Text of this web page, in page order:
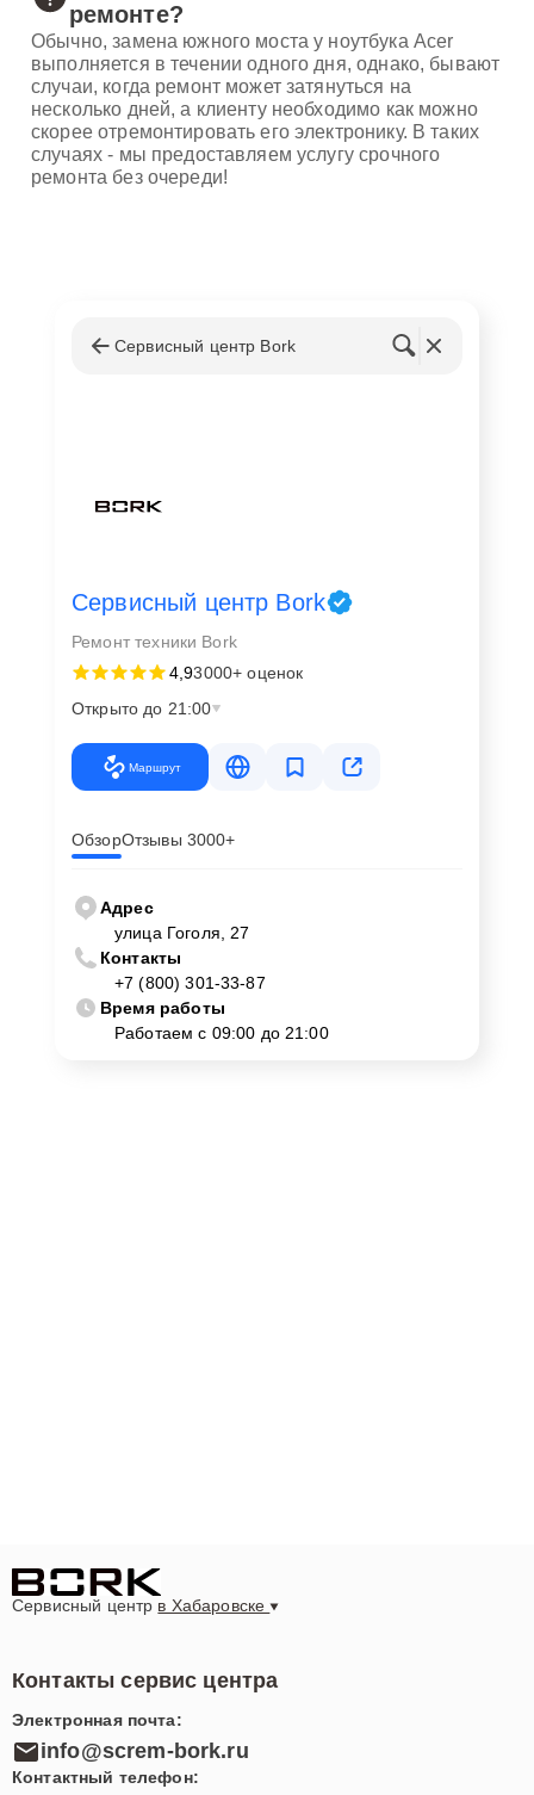
ремонте?
Обычно, замена южного моста у ноутбука Acer
выполняется в течении одного дня, однако, бывают
случаи, когда ремонт может затянуться на
несколько дней, а клиенту необходимо как можно
скорее отремонтировать его электронику. В таких
случаях - мы предоставляем услугу срочного
ремонта без очереди!
Сервисный центр Bork
Сервисный центр Bork
Ремонт техники Bork
4,93000+ оценок
Открыто до 21:00
Маршрут
ОбзорОтзывы 3000+
Адрес
улица Гоголя, 27
Контакты
+7 (800) 301-33-87
Время работы
Работаем с 09:00 до 21:00
Сервисный центр в Хабаровске
Контакты сервис центра
Электронная почта:
info@screm-bork.ru
Контактный телефон: